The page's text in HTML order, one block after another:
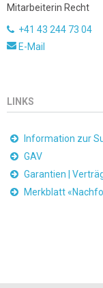
Mitarbeiterin Recht
+41 43 244 73 04
E-Mail
LINKS
Information zur
GAV
Garantien |
Merkblatt